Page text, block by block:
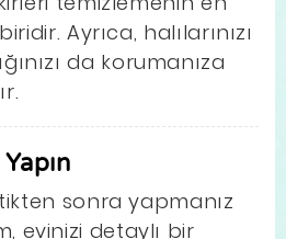
Ayrıca, halılarınızı
da korumanıza
sonra yapmanız
evinizi detaylı bir